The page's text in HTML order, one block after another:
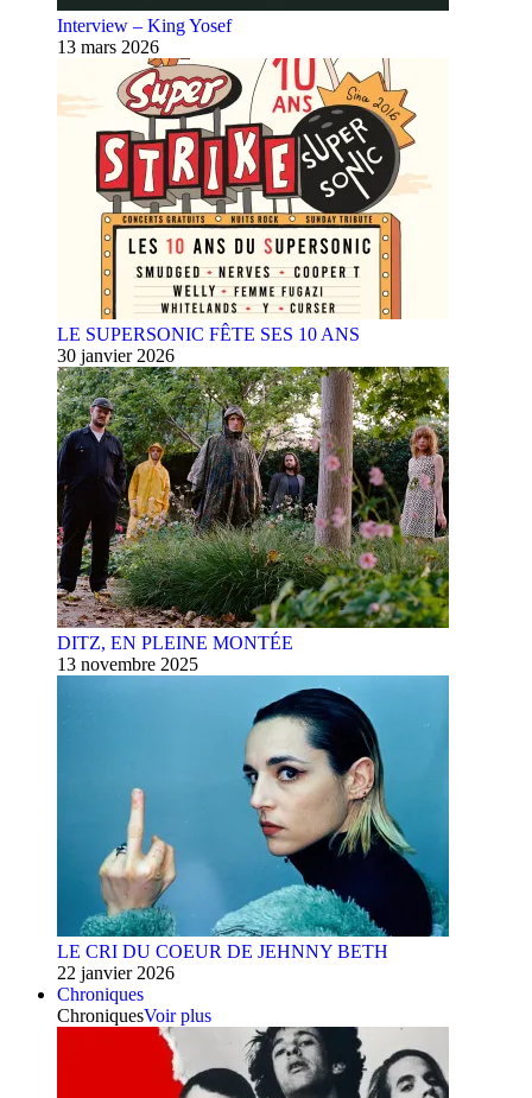
Interview – King Yosef
13 mars 2026
LE SUPERSONIC FÊTE SES 10 ANS
30 janvier 2026
DITZ, EN PLEINE MONTÉE
13 novembre 2025
LE CRI DU COEUR DE JEHNNY BETH
22 janvier 2026
Chroniques
ChroniquesVoir plus